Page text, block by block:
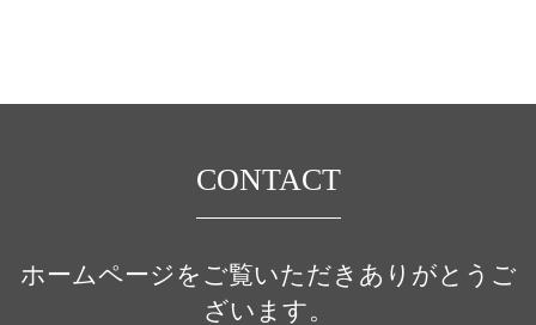
CONTACT
ホームページをご覧いただきありがとうご
ざいます。